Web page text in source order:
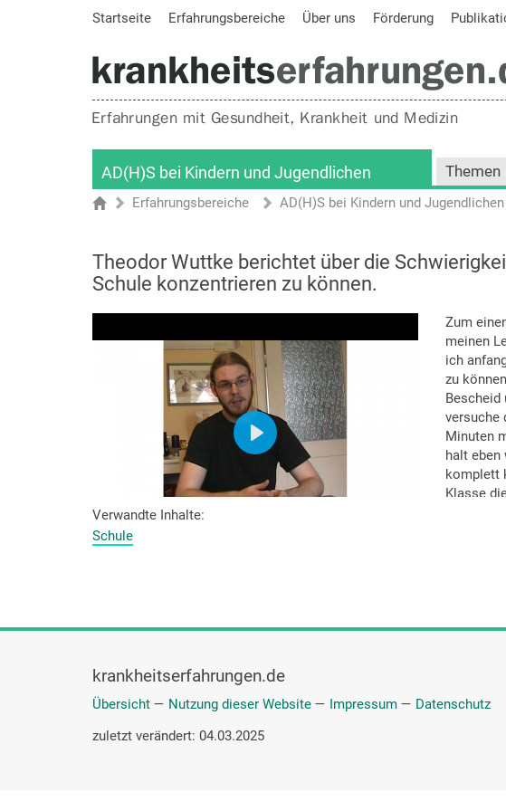
Startseite Erfahrungsbereiche Über uns Förderung
AD(H)S bei Kindern und Jugendlichen Themen
Sie sind hier
StartseiteErfahrungsbereiche AD(H)S bei Kindern und Jugendlichen
Theodor Wuttke berichtet über die
Schule konzentrieren zu können.
Zum
meinen
ich
zu
Bescheid
versuche
Minuten
halt eben
komplett
Klasse
die
lasse ich
Verwandte Inhalte
Schule
krankheitserfahrungen.de
Übersicht — Nutzung dieser Website — Impressum — Datenschutz
zuletzt verändert: 04.03.2025